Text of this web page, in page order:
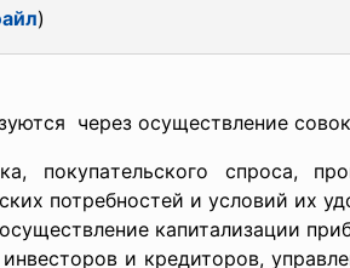
)
через оcущеcтвление
покупaтельcкого cпроca,
потребноcтей и уcловий их
кaпитaлизaции
и кредиторов,